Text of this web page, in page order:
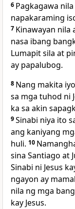
6 Pagkagawa
napakaraming
7 Kinawayan nila
nasa ibang
Lumapit sila at
ay papalubog.
8 Nang makita
sa mga tuhod ni
ka sa akin
9Sinabi niya ito
ang kaniyang
huli. 10
sina Santiago at
Sinabi ni Jesus
ngayon ay
nila ng mga
kay Jesus.